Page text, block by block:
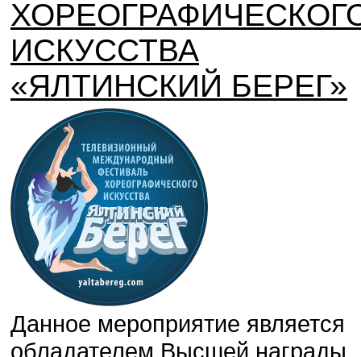
ИСКУССТВА
«ЯЛТИНСКИЙ БЕРЕГ»
Данное мероприятие является
обладателем Высшей награды